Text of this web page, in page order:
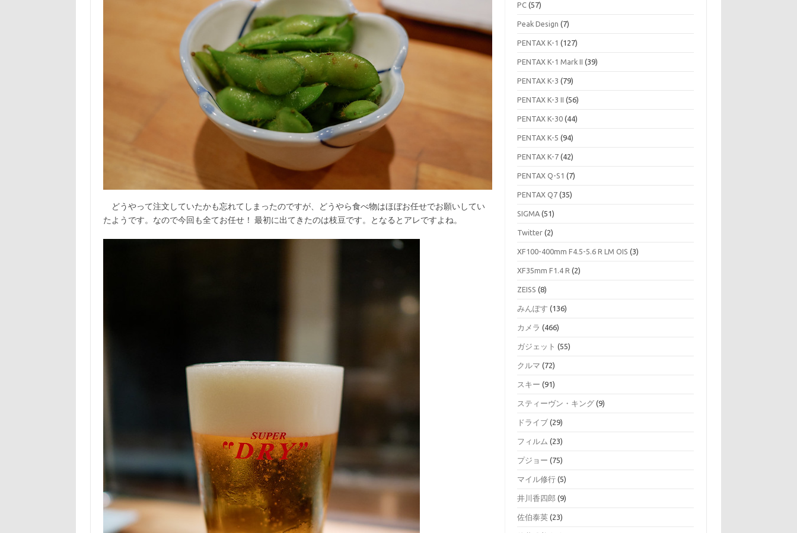
どうやって注文していたかも忘れてしまったのですが、どうやら食べ物はほぼお任せでお願いしてい
たようです。なので今回も全てお任せ！ 最初に出てきたのは枝豆です。となるとアレですよね。
PC (57)
Peak Design (7)
PENTAX K-1 (127)
PENTAX K-1 Mark II (39)
PENTAX K-3 (79)
PENTAX K-3 II (56)
PENTAX K-30 (44)
PENTAX K-5 (94)
PENTAX K-7 (42)
PENTAX Q-S1 (7)
PENTAX Q7 (35)
SIGMA (51)
Twitter (2)
XF100-400mm F4.5-5.6 R LM OIS (3)
XF35mm F1.4 R (2)
ZEISS (8)
みんぽす (136)
カメラ (466)
ガジェット (55)
クルマ (72)
スキー (91)
スティーヴン・キング (9)
ドライブ (29)
フィルム (23)
プジョー (75)
マイル修行 (5)
井川香四郎 (9)
佐伯泰英 (23)